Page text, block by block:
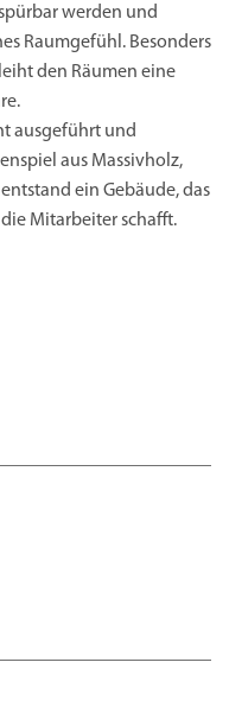
werden und
Raumgefühl. Besonders
den Räumen eine
ausgeführt und
aus Massivholz,
ein Gebäude, das
Mitarbeiter schafft.